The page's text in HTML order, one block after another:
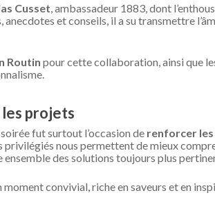
Cusset, ambassadeur 1883, dont
et conseils, il a su transmettre
Routin pour cette collaboration, ainsi que
projets
fut surtout l’occasion de renforcer
privilégiés nous permettent de mieux
ensemble des solutions toujours plus
convivial, riche en saveurs et en